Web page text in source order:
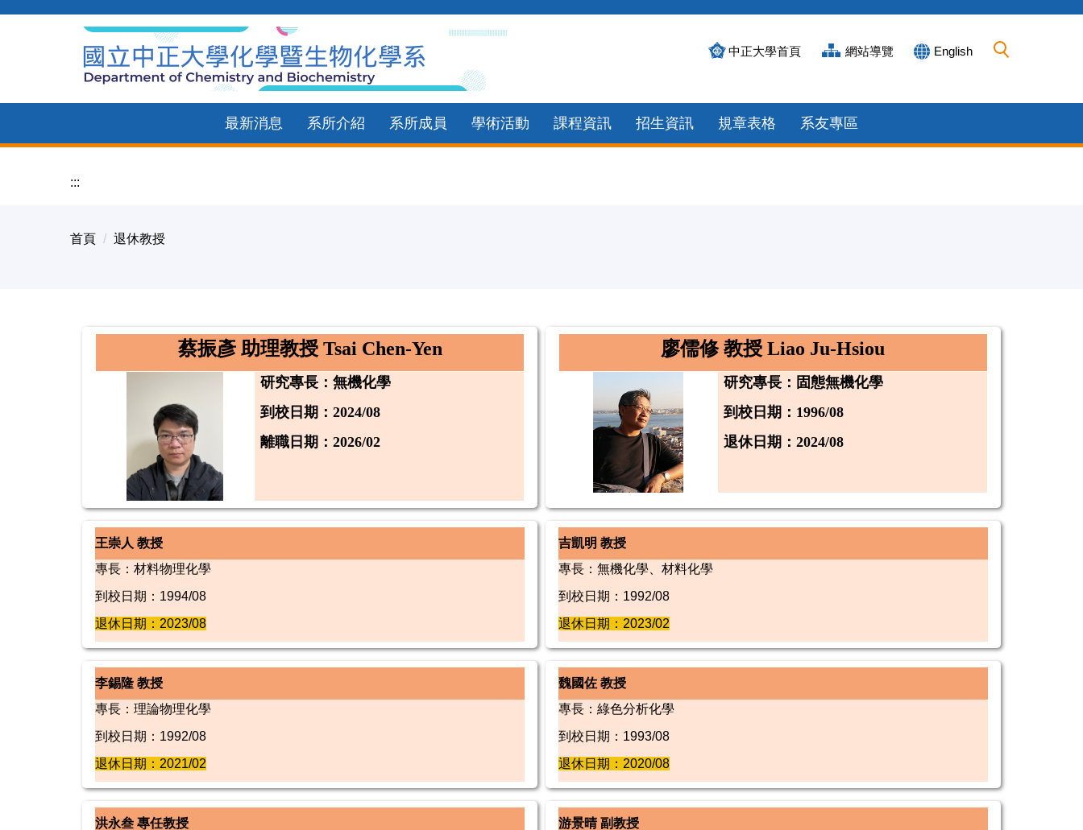
內
區
中正大學首頁 網站導覽 English
最新消息 系所介紹 系所成員 學術活動 課程資訊 招生資訊 規章表格 系友專區
:::
首頁 退休教授
蔡振彥 助理教授 Tsai Chen-Yen
研究專長 ：無機化學
到校日期：2024/08
離職日期：2026/02
廖儒修 教授Liao Ju-Hsiou
研究專長： 固態無機化學
到校日期：1996/08
退休日期：2024/08
王崇人 教授
專長：材料物理化學
到校日期：1994/08
退休日期：2023/08
吉凱明 教授
專長：無機化學、材料化學
到校日期：1992/08
退休日期：2023/02
李錫隆 教授
專長：理論物理化學
到校日期：1992/08
退休日期：2021/02
魏國佐 教授
專長：綠色分析化學
到校日期：1993/08
退休日期：2020/08
洪永叁 專任教授
游景晴 副教授